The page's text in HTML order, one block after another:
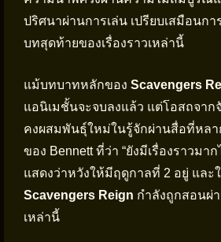
ปริศนาผ่านการเล่น เปรียบเสมือนกา
บทสุดท้ายของเรื่องราวเหล่านี้
แม้บทบาทหลักของ Scavengers
แอนิเมชั้นจะจบลงแล้ว แต่โอสถจาก
คงผสมพันธุ์ใหม่ในรู้จักผ่านสื่อที่หล
ของ Bennett ที่ว่า “ยังมีเรื่องราวมา
แสดงว่าหวังให้มีฤดูกาลที่ 2 อยู่ และ
Scavengers Reign กำลังถูกสอนผ่
เหล่านี้